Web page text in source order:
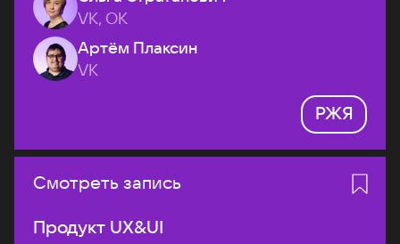
VK, ОК
Артём Плаксин
VK
РЖЯ
Смотреть запись
Продукт UX&UI